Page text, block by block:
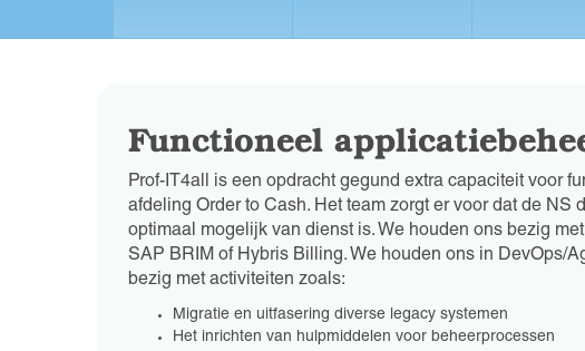
Functioneel
Prof-IT4all is een opdracht gegund extra capaciteit voor
afdeling Order to Cash. Het team zorgt er voor dat de NS
optimaal mogelijk van dienst is. We houden ons bezig
SAP BRIM ofHybris Billing. We houden ons in DevOps/
bezig met activiteiten zoals:
Migratie en uitfasering diverse legacy systemen
Het inrichten van hulpmiddelen voor beheerprocessen